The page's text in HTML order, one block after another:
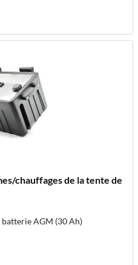
chauffages de la tente de
batterie AGM (30 Ah)